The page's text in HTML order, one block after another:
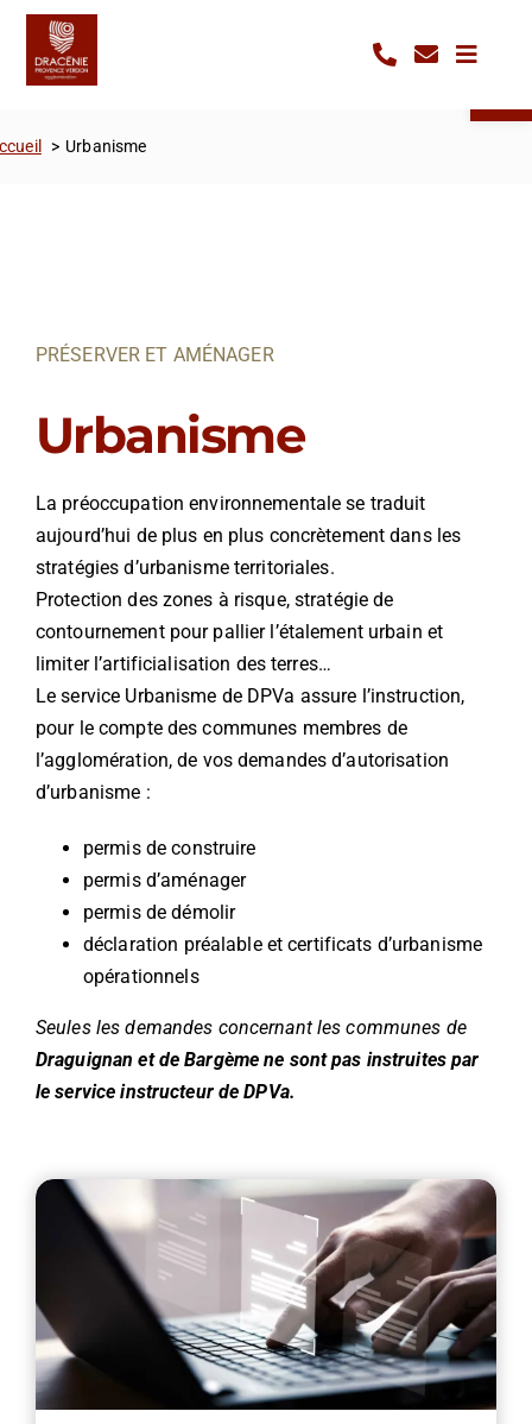
Passer
contenu
Urbanisme
PRÉSERVER ET AMÉNAGER
Urbanisme
La préoccupation environnementale se traduit
aujourd’hui de plus en plus concrètement dans les
stratégies d’urbanisme territoriales.
Protection des zones à risque, stratégie de
contournement pour pallier l’étalement urbain et
limiter l’artificialisation des terres…
Le service Urbanisme de DPVa assure l’instruction,
pour le compte des communes membres de
l’agglomération, de vos demandes d’autorisation
d’urbanisme :
permis de construire
permis d’aménager
permis de démolir
déclaration préalable et certificats d’urbanisme
opérationnels
Seules les demandes concernant les communes de
Draguignan et de Bargème ne sont pas instruites par
le service instructeur de DPVa.
Panneau de gestion des cookies